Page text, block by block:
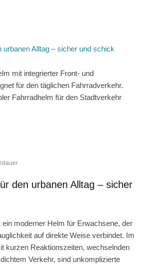
Alltag – sicher und schick
Fahrradhelm für den Stadtverkehr
den urbanen Alltag – sicher
moderner Helm für Erwachsene, der
auf direkte Weise verbindet. Im
kurzen Reaktionszeiten, wechselnden
Verkehr, sind unkomplizierte